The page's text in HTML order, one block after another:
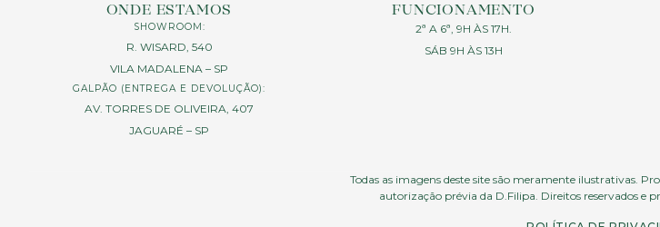
ONDE ESTAMOS
SHOWROOM:
R. WISARD, 540
VILA MADALENA – SP
GALPÃO (ENTREGA E DEVOLUÇÃO):
AV. TORRES DE OLIVEIRA, 407
JAGUARÉ – SP
FUNCIONAMENTO
2ª A 6ª, 9H ÀS 17H.
SÁB 9H ÀS 13H
Todas as imagens deste site são meramente ilustrativas.
autorização prévia da D.Filipa. Direitos reservados e